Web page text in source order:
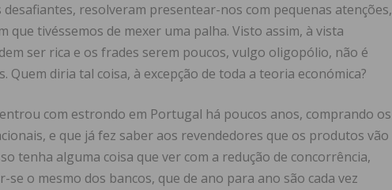
resolveram presentear-nos com pequenas atenções,
tivéssemos de mexer uma palha. Visto assim, à vista
ser rica e os frades serem poucos, vulgo oligopólio, não é
Quem diria tal coisa, à excepção de toda a teoria económica?
com estrondo em Portugal há poucos anos, comprando os
e que já fez saber aos revendedores que os produtos vão
tenha alguma coisa que ver com a redução de concorrência,
o mesmo dos bancos, que de ano para ano são cada vez